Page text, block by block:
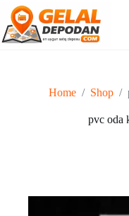
Skip
content
Home / Shop /
pvc oda